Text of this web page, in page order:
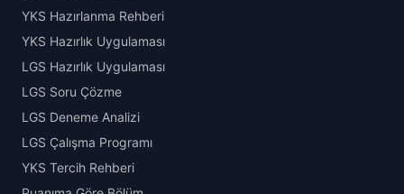
YKS Hazırlanma Rehberi
YKS Hazırlık Uygulaması
LGS Hazırlık Uygulaması
LGS Soru Çözme
LGS Deneme Analizi
LGS Çalışma Programı
YKS Tercih Rehberi